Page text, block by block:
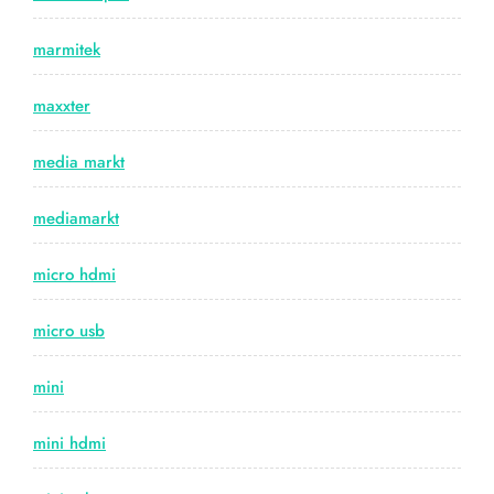
marmitek
maxxter
media markt
mediamarkt
micro hdmi
micro usb
mini
mini hdmi